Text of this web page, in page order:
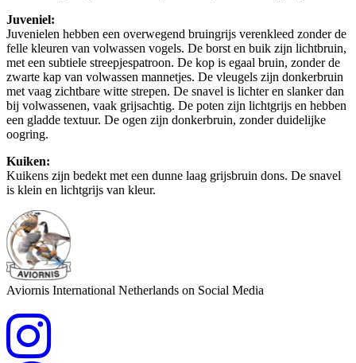
Juveniel:
Juvenielen hebben een overwegend bruingrijs verenkleed zonder de
felle kleuren van volwassen vogels. De borst en buik zijn lichtbruin,
met een subtiele streepjespatroon. De kop is egaal bruin, zonder de
zwarte kap van volwassen mannetjes. De vleugels zijn donkerbruin
met vaag zichtbare witte strepen. De snavel is lichter en slanker dan
bij volwassenen, vaak grijsachtig. De poten zijn lichtgrijs en hebben
een gladde textuur. De ogen zijn donkerbruin, zonder duidelijke
oogring.
Kuiken:
Kuikens zijn bedekt met een dunne laag grijsbruin dons. De snavel
is klein en lichtgrijs van kleur.
Aviornis International Netherlands on Social Media